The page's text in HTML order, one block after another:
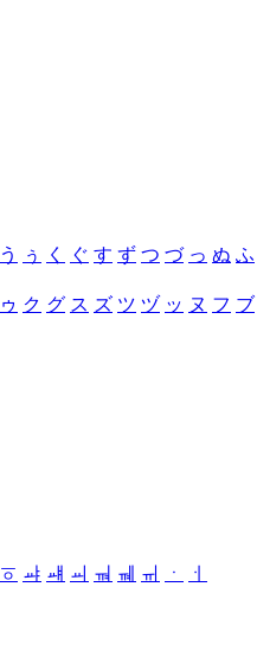
う ぅ く ぐ す ず つ づ っ ぬ ふ
ゥ ク グ ス ズ ツ ヅ ッ ヌ フ ブ
ㆆ ㆇ ㆈ ㆉ ㆊ ㆋ ㆌ ㆍ
ㆎ